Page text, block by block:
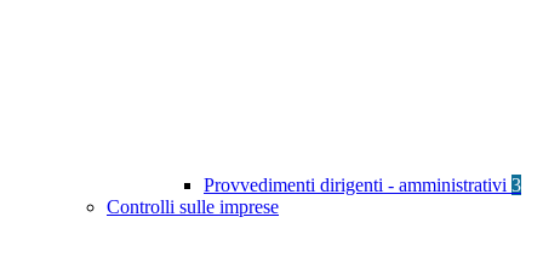
Provvedimenti dirigenti - amministrativi 3
Controlli sulle imprese